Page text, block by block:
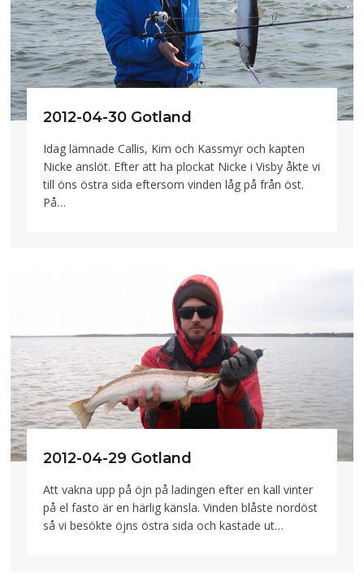
2012-04-30 Gotland
Idag lämnade Callis, Kim och Kassmyr och kapten
Nicke anslöt. Efter att ha plockat Nicke i Visby åkte vi
till öns östra sida eftersom vinden låg på från öst.
På…
2012-04-29 Gotland
Att vakna upp på öjn på ladingen efter en kall vinter
på el fasto är en härlig känsla. Vinden blåste nordöst
så vi besökte öjns östra sida och kastade ut…